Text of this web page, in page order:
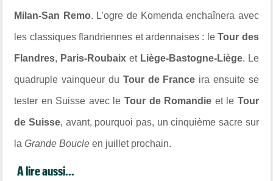
Milan-San Remo. L’ogre de Komenda enchaînera avec
les classiques flandriennes et ardennaises : leTour des
Flandres, Paris-Roubaix et Liège-Bastogne-Liège. Le
quadruple vainqueur du Tour de France ira ensuite se
tester en Suisse avec le Tour de Romandie et le Tour
de Suisse, avant, pourquoi pas, un cinquième sacre sur
laGrande Boucle en juillet prochain.
A lire aussi...